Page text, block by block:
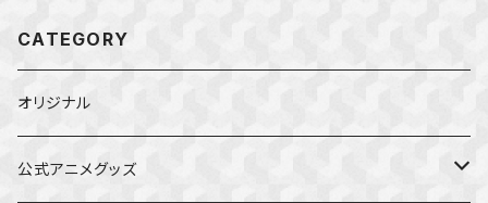
CATEGORY
オリジナル
公式アニメグッズ